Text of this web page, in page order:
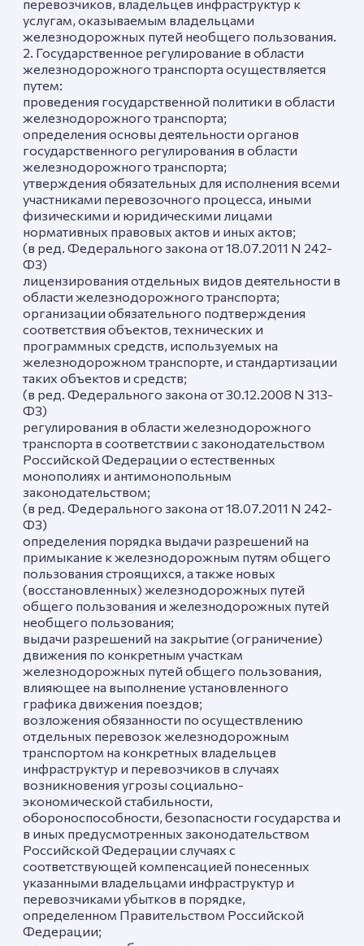
перевозчиков, владельцев инфраструктур к
услугам, оказываемым владельцами
железнодорожных путей необщего пользования.
2. Государственное регулирование в области
железнодорожного транспорта осуществляется
путем:
проведения государственной политики в области
железнодорожного транспорта;
определения основы деятельности органов
государственного регулирования в области
железнодорожного транспорта;
утверждения обязательных для исполнения всеми
участниками перевозочного процесса, иными
физическими и юридическими лицами
нормативных правовых актов и иных актов;
(в ред. Федерального закона от 18.07.2011 N 242-
ФЗ)
лицензирования отдельных видов деятельности в
области железнодорожного транспорта;
организации обязательного подтверждения
соответствия объектов, технических и
программных средств, используемых на
железнодорожном транспорте, и стандартизации
таких объектов и средств;
(в ред. Федерального закона от 30.12.2008 N 313-
ФЗ)
регулирования в области железнодорожного
транспорта в соответствии с законодательством
Российской Федерации о естественных
монополиях и антимонопольным
законодательством;
(в ред. Федерального закона от 18.07.2011 N 242-
ФЗ)
определения порядка выдачи разрешений на
примыкание к железнодорожным путям общего
пользования строящихся, а также новых
(восстановленных) железнодорожных путей
общего пользования и железнодорожных путей
необщего пользования;
выдачи разрешений на закрытие (ограничение)
движения по конкретным участкам
железнодорожных путей общего пользования,
влияющее на выполнение установленного
графика движения поездов;
возложения обязанности по осуществлению
отдельных перевозок железнодорожным
транспортом на конкретных владельцев
инфраструктур и перевозчиков в случаях
возникновения угрозы социально-
экономической стабильности,
обороноспособности, безопасности государства и
в иных предусмотренных законодательством
Российской Федерации случаях с
соответствующей компенсацией понесенных
указанными владельцами инфраструктур и
перевозчиками убытков в порядке,
определенном Правительством Российской
Федерации;